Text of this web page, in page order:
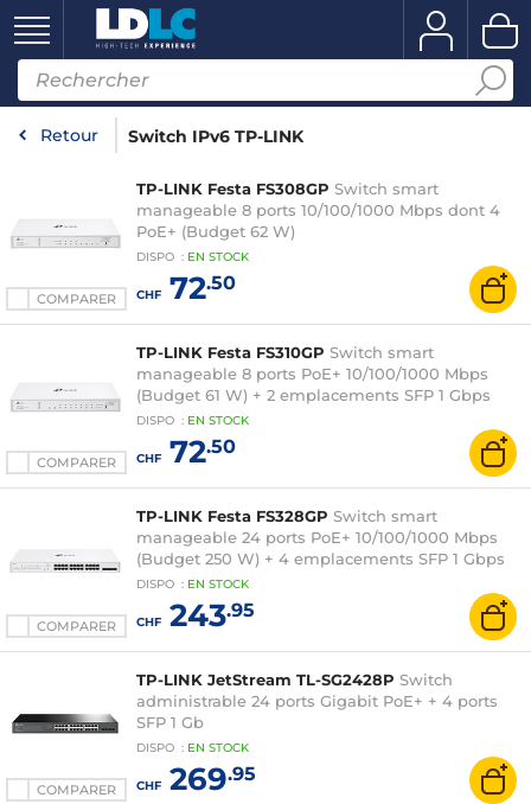
Retour Switch IPv6 TP-LINK
COMPARER
TP-LINK Festa FS308GP Switch smart
manageable 8 ports 10/100/1000 Mbps dont 4
PoE+ (Budget 62 W)
DISPO : EN STOCK
CHF72.50
COMPARER
TP-LINK Festa FS310GP Switch smart
manageable 8 ports PoE+ 10/100/1000 Mbps
(Budget 61 W) + 2 emplacements SFP 1 Gbps
DISPO : EN STOCK
CHF72.50
COMPARER
TP-LINK Festa FS328GP Switch smart
manageable 24 ports PoE+ 10/100/1000 Mbps
(Budget 250 W) + 4 emplacements SFP 1 Gbps
DISPO : EN STOCK
CHF243.95
COMPARER
TP-LINK JetStream TL-SG2428P Switch
administrable 24 ports Gigabit PoE+ + 4 ports
SFP 1 Gb
DISPO : EN STOCK
CHF269.95